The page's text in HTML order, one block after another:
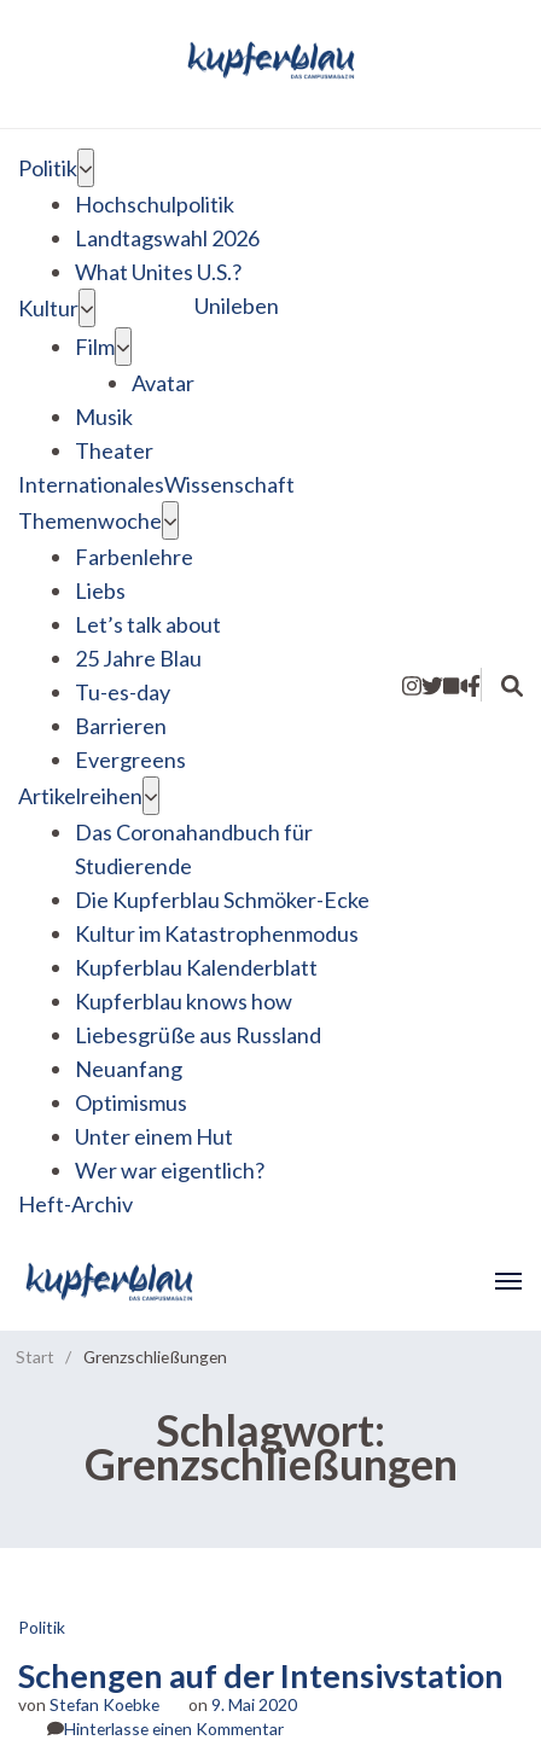
Politik
Hochschulpolitik
Landtagswahl 2026
What Unites U.S.?
Kultur
Film
Avatar
Musik
Theater
Unileben
InternationalesWissenschaft
Themenwoche
Farbenlehre
Liebs
Let’s talk about
25 Jahre Blau
Tu-es-day
Barrieren
Evergreens
Artikelreihen
Das Coronahandbuch für
Studierende
Die Kupferblau Schmöker-Ecke
Kultur im Katastrophenmodus
Kupferblau Kalenderblatt
Kupferblau knows how
Liebesgrüße aus Russland
Neuanfang
Optimismus
Unter einem Hut
Wer war eigentlich?
Heft-Archiv
Start / Grenzschließungen
Schlagwort:
Grenzschließungen
Politik
Schengen auf der Intensivstation
von Stefan Koebke on 9. Mai 2020
Hinterlasse einen Kommentarzu